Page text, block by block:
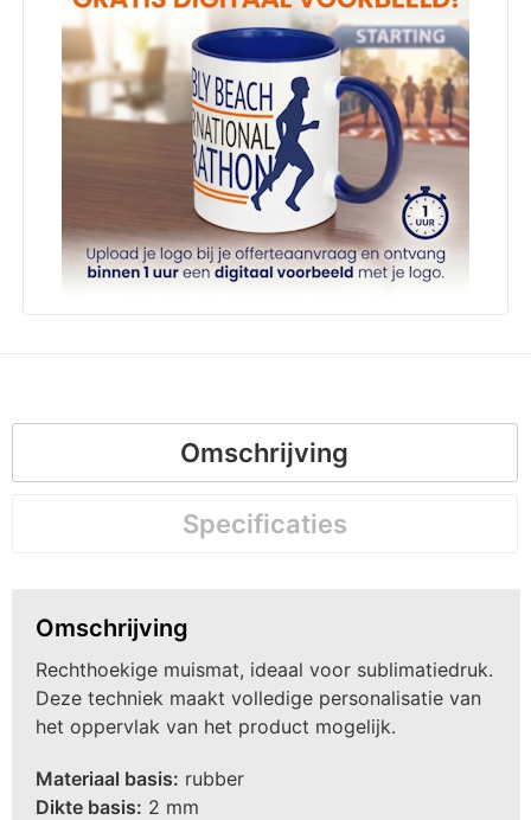
Omschrijving
Specificaties
Omschrijving
Rechthoekige muismat, ideaal voor sublimatiedruk.
Deze techniek maakt volledige personalisatie van
het oppervlak van het product mogelijk.
Materiaal basis: rubber
Dikte basis: 2 mm